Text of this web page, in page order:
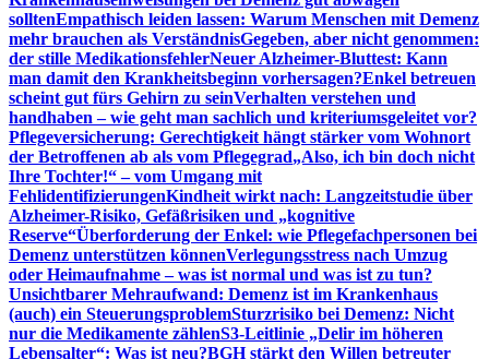
solltenEmpathisch leiden lassen: Warum Menschen mit Demenz
mehr brauchen als VerständnisGegeben, aber nicht genommen:
der stille MedikationsfehlerNeuer Alzheimer-Bluttest: Kann
man damit den Krankheitsbeginn vorhersagen?Enkel betreuen
scheint gut fürs Gehirn zu seinVerhalten verstehen und
handhaben – wie geht man sachlich und kriteriumsgeleitet vor?
Pflegeversicherung: Gerechtigkeit hängt stärker vom Wohnort
der Betroffenen ab als vom Pflegegrad„Also, ich bin doch nicht
Ihre Tochter!“ – vom Umgang mit
FehlidentifizierungenKindheit wirkt nach: Langzeitstudie über
Alzheimer-Risiko, Gefäßrisiken und „kognitive
Reserve“Überforderung der Enkel: wie Pflegefachpersonen bei
Demenz unterstützen könnenVerlegungsstress nach Umzug
oder Heimaufnahme – was ist normal und was ist zu tun?
Unsichtbarer Mehraufwand: Demenz ist im Krankenhaus
(auch) ein SteuerungsproblemSturzrisiko bei Demenz: Nicht
nur die Medikamente zählenS3-Leitlinie „Delir im höheren
Lebensalter“: Was ist neu?BGH stärkt den Willen betreuter